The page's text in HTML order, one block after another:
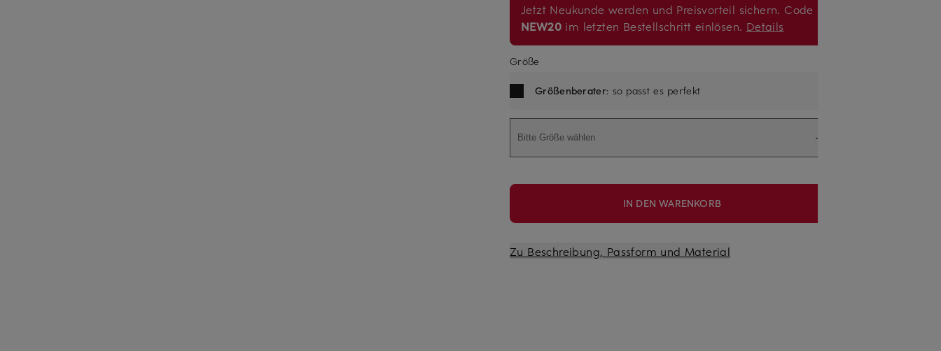
Jetzt Neukunde werden und Preisvorteil sichern. Code
NEW20 im letzten Bestellschritt einlösen. Details
Größe
Größenberater: so passt es perfekt
Bitte Größe wählen
IN DEN WARENKORB
Zu Beschreibung, Passform und Material